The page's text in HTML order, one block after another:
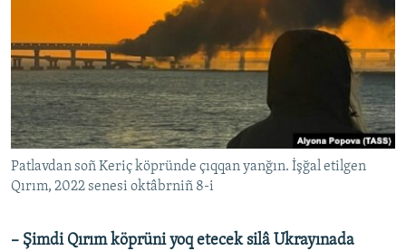
Patlavdan soñ Keriç köpründe çıqqan yanğın. İşğal etilgen
Qırım, 2022 senesi oktâbrniñ 8-i
– Şimdi Qırım köprüni yoq etecek silâ Ukrayınada